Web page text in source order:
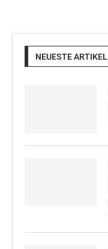
NEUESTE ARTIKEL